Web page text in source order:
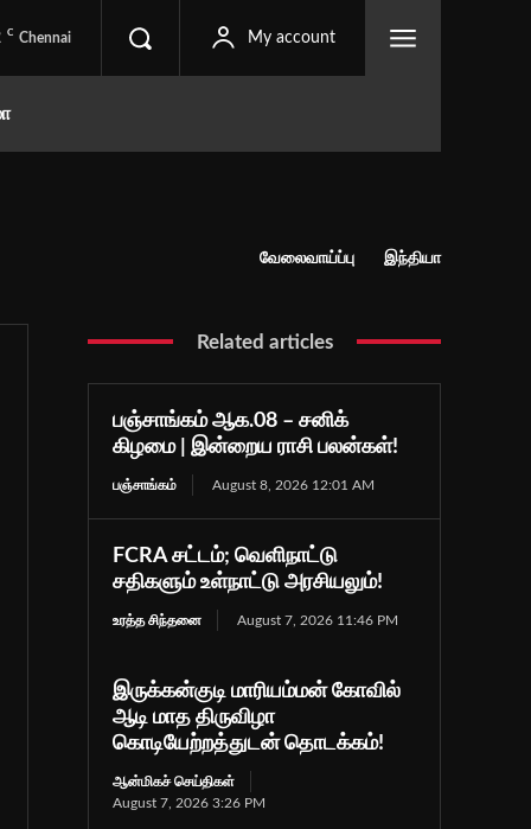
C Chennai My account
வேலைவாய்ப்பு இந்தியா
Related articles
பஞ்சாங்கம் ஆக.08 – சனிக்
கிழமை | இன்றைய ராசி பலன்கள்!
பஞ்சாங்கம் August 8, 2026 12:01 AM
FCRA சட்டம்; வெளிநாட்டு
சதிகளும் உள்நாட்டு அரசியலும்!
உரத்த சிந்தனை August 7, 2026 11:46 PM
இருக்கன்குடி மாரியம்மன் கோவில்
ஆடி மாத திருவிழா
கொடியேற்றத்துடன் தொடக்கம்!
ஆன்மிகச் செய்திகள்
August 7, 2026 3:26 PM